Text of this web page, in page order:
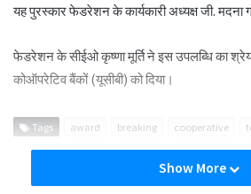
यह पुरस्कार फेडरेशन के कार्यकारी अध्यक्ष जी. मदना
फेडरेशन के सीईओ कृष्णा मूर्ति ने इस उपलब्धि का
कोऑपरेटिव बैंकों (यूसीबी) को दिया।
Tags award breaking cooperative
Show More